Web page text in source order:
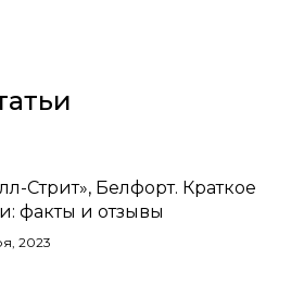
Стрит», Белфорт. Краткое
факты и отзывы
2023